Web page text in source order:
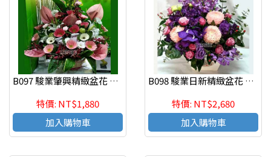
B097 駿業肇興精緻盆花 慶祝榮陞、開幕喬遷、參展成功
特價: NT$1,880
加入購物車
B098 駿業日新精緻盆花 慶祝榮陞、開幕喬遷、參展成功
特價: NT$2,680
加入購物車